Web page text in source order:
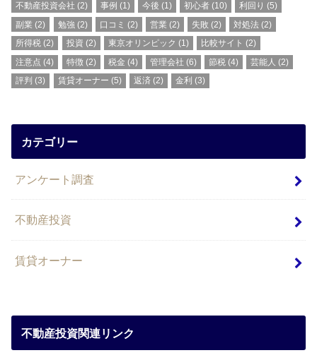
不動産投資会社 (2) 事例 (1) 今後 (1) 初心者 (10) 利回り (5)
副業 (2) 勉強 (2) 口コミ (2) 営業 (2) 失敗 (2) 対処法 (2)
所得税 (2) 投資 (2) 東京オリンピック (1) 比較サイト (2)
注意点 (4) 特徴(2) 税金 (4) 管理会社 (6) 節税 (4) 芸能人 (2)
評判 (3) 賃貸オーナー (5) 返済 (2) 金利 (3)
カテゴリー
アンケート調査
不動産投資
賃貸オーナー
不動産投資関連リンク